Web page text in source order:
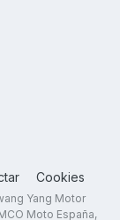
Cookies
Yang Motor
Moto España,